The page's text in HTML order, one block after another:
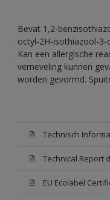
Bevat 1,2-
octyl-2H-isothiazool-
Kan een allergische
verneveling kunnen
worden gevormd.
EU Ecolabel